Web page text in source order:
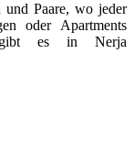
Paare, wo jeder
oder Apartments
gibt es in Nerja